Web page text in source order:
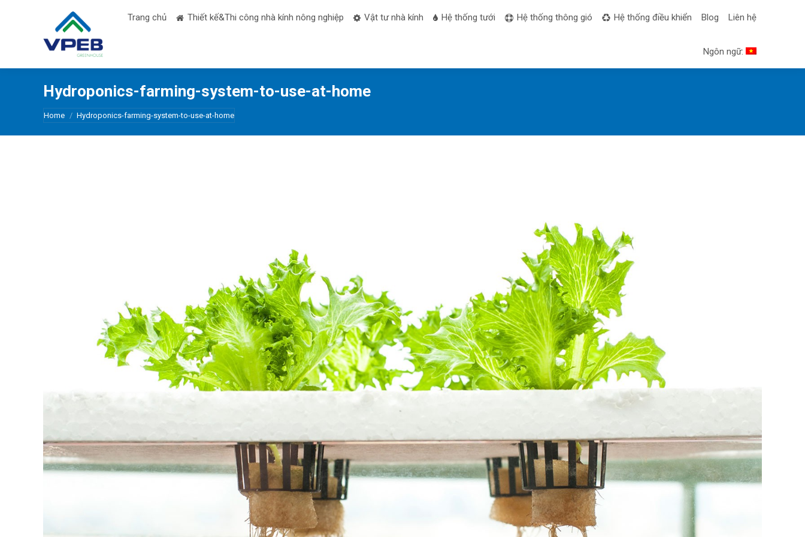
Trang chủ Thiết kế&Thi công nhà kính nông nghiệp Vật tư nhà kính Hệ thống tưới Hệ thống thông gió Hệ thống điều khiển Blog Liên hệ
Ngôn ngữ:
Hydroponics-farming-system-to-use-at-home
You are here:
Home Hydroponics-farming-system-to-use-at-home